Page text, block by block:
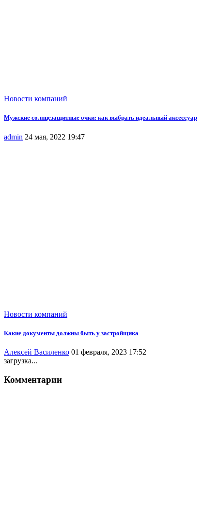
Новости компаний
Мужские солнцезащитные очки: как выбрать идеальный аксессуар
admin 24 мая, 2022 19:47
Новости компаний
Какие документы должны быть у застройщика
Алексей Василенко 01 февраля, 2023 17:52
загрузка...
Комментарии